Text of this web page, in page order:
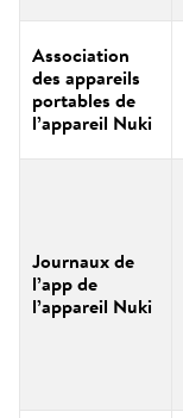
Association
des appareils
portables de
l’appareil Nuki
Journaux de
l’app de
l’appareil Nuki